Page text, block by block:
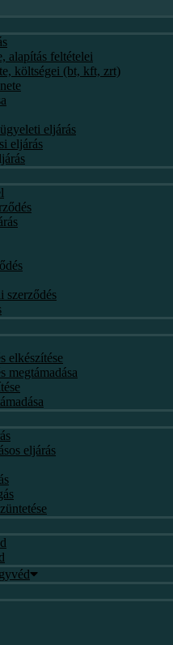
alapítás feltételei
költségei (bt, kft, zrt)
eljárás
eljárás
szerződés
elkészítése
megtámadása
eljárás